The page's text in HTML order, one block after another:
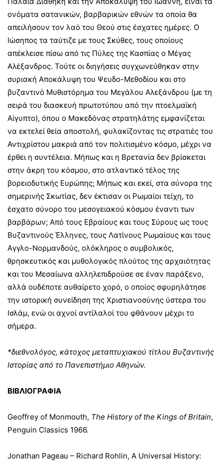
ονόματα σατανικών, βαρβαρικών εθνών τα οποία θα
απειλήσουν τον λαό του Θεού στις έσχατες ημέρες. Ο
Ιώσηπος τα ταύτιζε με τους Σκύθες, τους οποίους
απέκλεισε πίσω από τις Πύλες της Κασπίας ο Μέγας
Αλέξανδρος. Τούτε οι διηγήσεις συγχωνεύθηκαν στην
συριακή Αποκάλυψη του Ψευδο-Μεθοδίου και στο
βυζαντινό Μυθιστόρημα του Μεγάλου Αλεξάνδρου (με τη
σειρά του διασκευή πρωτοτύπου από την πτοελμαϊκή
Αίγυπτο), όπου ο Μακεδόνας στρατηλάτης εμφανίζεται
να εκτελεί θεία αποστολή, φυλακίζοντας τις στρατιές του
Αντιχρίστου μακριά από τον πολιτισμένο κόσμο, μέχρι να
έρθει η συντέλεια. Μήπως και η Βρετανία δεν βρίσκεται
στην άκρη του κόσμου, στο ατλαντικό τέλος της
βορειοδυτικής Ευρώπης; Μήπως και εκεί, στα σύνορα της
σημερινής Σκωτίας, δεν έκτισαν οι Ρωμαίοι τείχη, το
έσχατο σύνορο του μεσογειακού κόσμου έναντι των
βαρβάρων; Από τους Εβραίους και τους Σύρους ως τους
Βυζαντινούς Έλληνες, τους Λατίνους Ρωμαίους και τους
Αγγλο-Νορμανδούς, ολόκληρος ο συμβολικός,
θρησκευτικός και μυθολογικός πλούτος της αρχαιότητας
και του Μεσαίωνα αλληλεπιδρούσε σε έναν παράξενο,
αλλά ουδέποτε αυθαίρετο χορό, ο οποίος σφυρηλάτησε
την ιστορική συνείδηση της Χριστιανοσύνης ύστερα του
Ισλάμ, ενώ οι αχνοί αντίλαλοί του φθάνουν μέχρι το
σήμερα.
*διεθνολόγος, κάτοχος μεταπτυχιακού τίτλου Βυζαντινής
Ιστορίας από το Πανεπιστήμιο Αθηνών.
ΒΙΒΛΙΟΓΡΑΦΙΑ
Geoffrey of Monmouth, The History of the Kings of Britain,
Penguin Classics 1966.
Jonathan Pageau – Richard Rohlin, A Universal History: